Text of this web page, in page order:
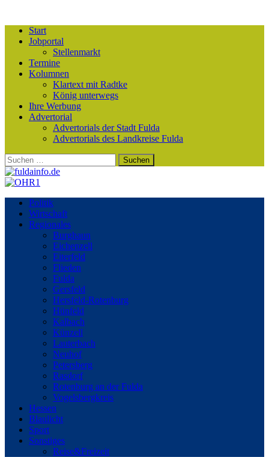
Start
Jobportal
Stellenmarkt
Termine
Kolumnen
Klartext mit Radtke
König unterwegs
Ihre Werbung
Advertorial
Advertorials der Stadt Fulda
Advertorials des Landkreise Fulda
Suchen
nach:
Politik
Wirtschaft
Regionales
Burghaun
Eichenzell
Eiterfeld
Flieden
Fulda
Gersfeld
Hersfeld-Rotenburg
Hünfeld
Kalbach
Künzell
Lauterbach
Neuhof
Petersberg
Rasdorf
Rotenburg an der Fulda
Vogelsbergkreis
Hessen
Blaulicht
Sport
Sonstiges
Reise&Freizeit